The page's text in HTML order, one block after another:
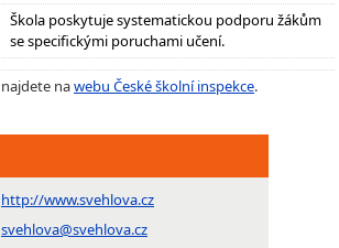
Škola poskytuje systematickou podporu žákům
se specifickými poruchami učení.
nawebu České školní inspekce.
http://www.svehlova.cz
svehlova@svehlova.cz